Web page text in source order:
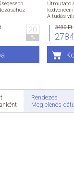
20
%
Útmutató
A tudás
3480 Ft
Rendezés
Megjelenés